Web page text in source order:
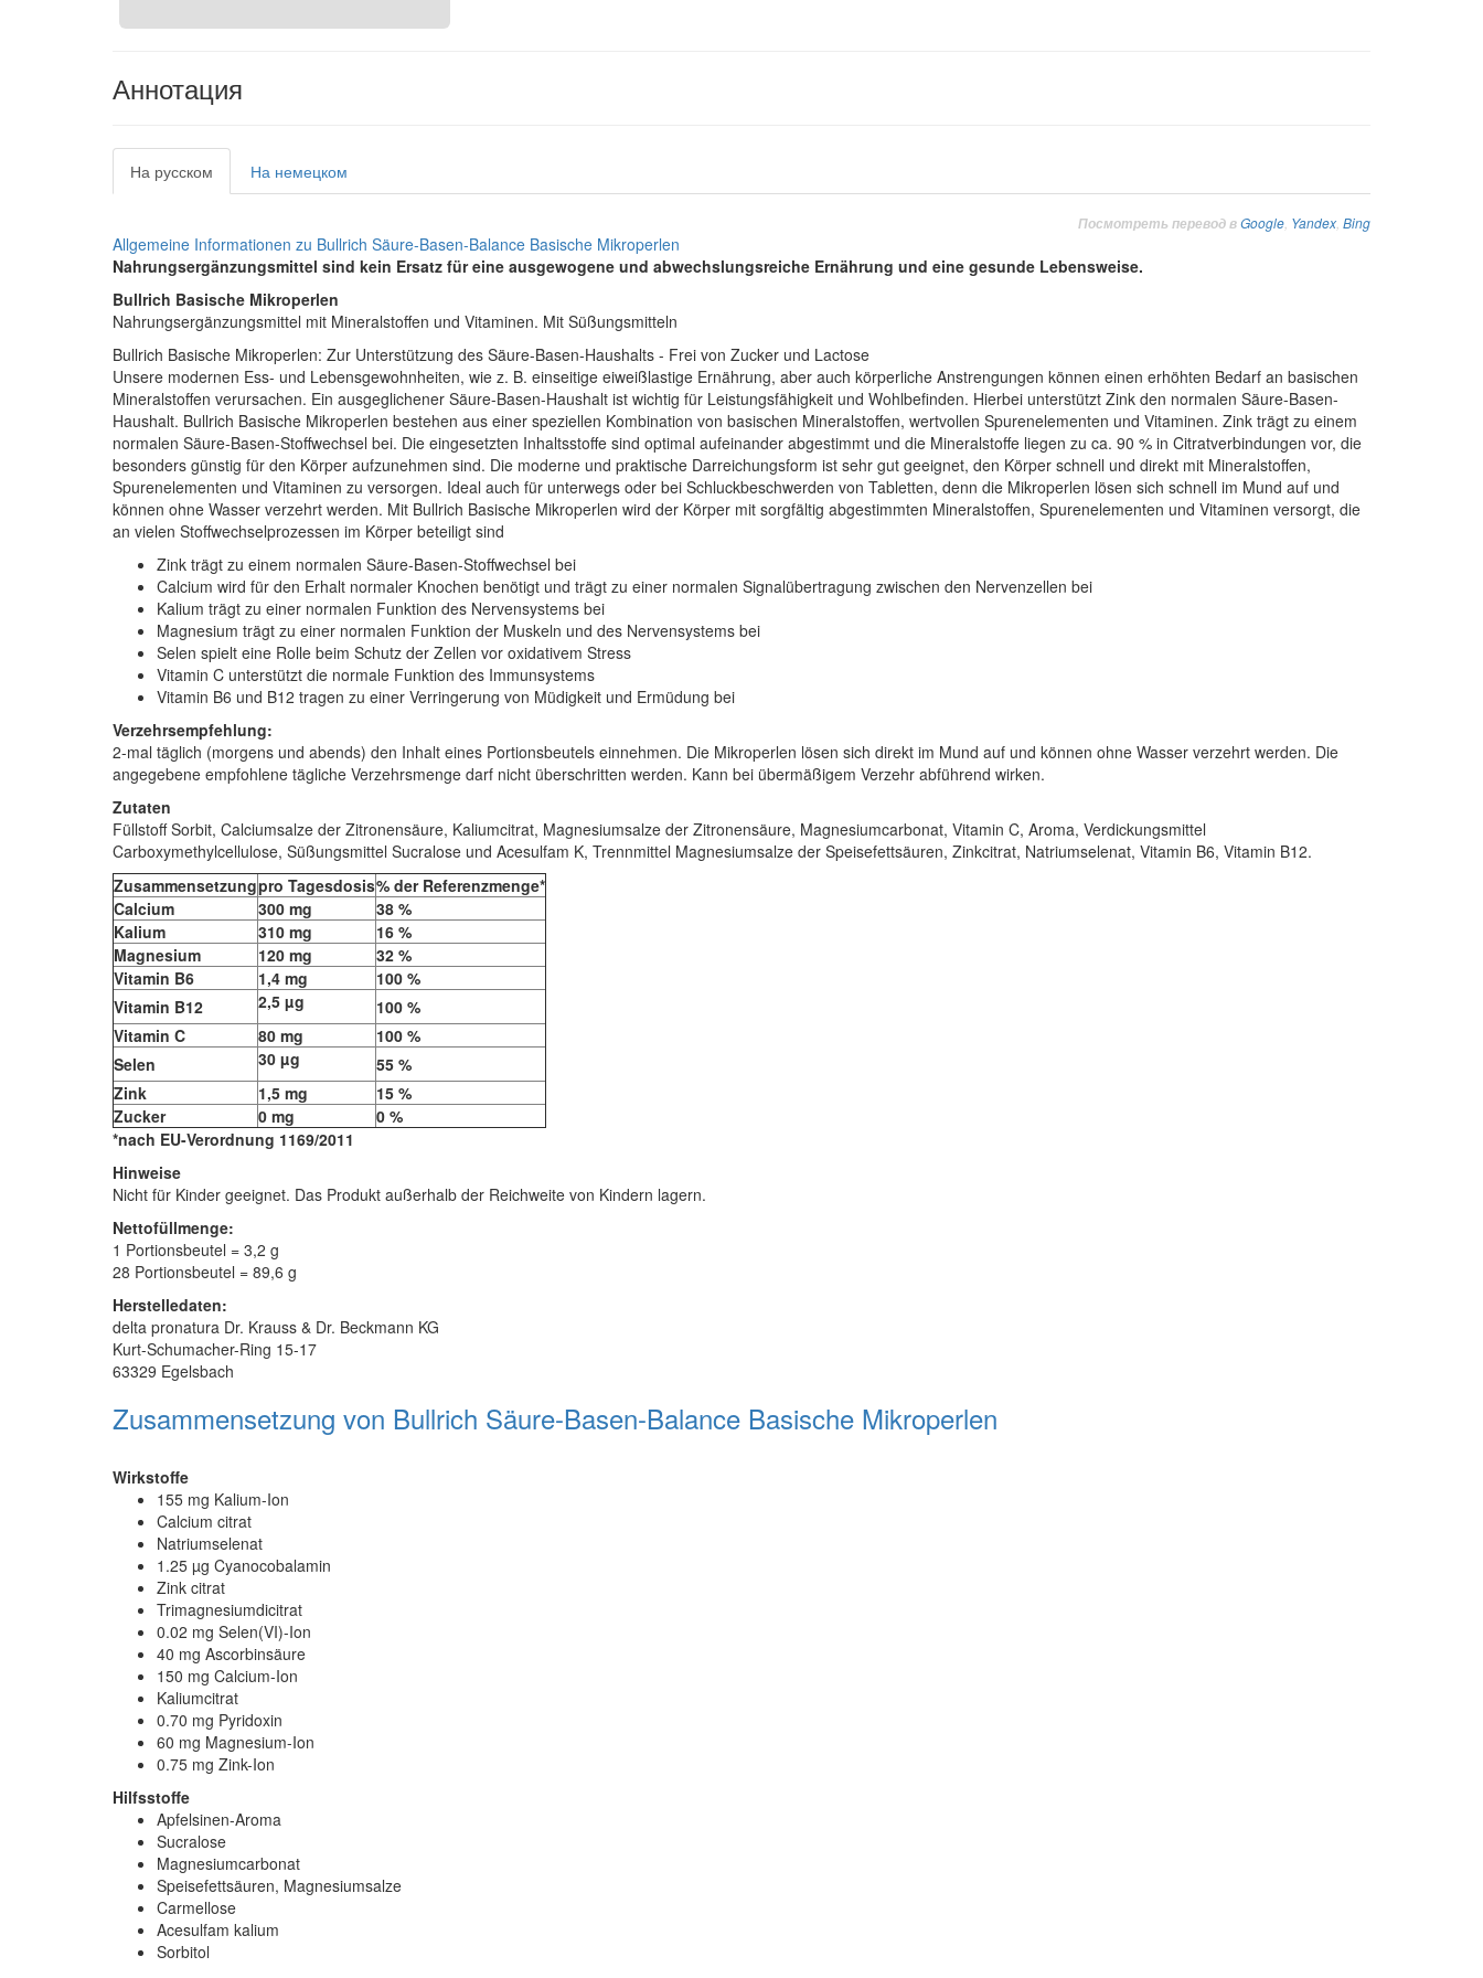
Аннотация
На русском На немецком
Посмотреть перевод вGoogle Yandex Bing
Allgemeine Informationen zu Bullrich Säure-Basen-Balance Basische Mikroperlen
Nahrungsergänzungsmittel sind kein Ersatz für eine ausgewogene und abwechslungsreiche Ernährung und eine gesunde Lebensweise.
Bullrich Basische Mikroperlen
Nahrungsergänzungsmittel mit Mineralstoffen und Vitaminen. Mit Süßungsmitteln
Bullrich Basische Mikroperlen: Zur Unterstützung des Säure-Basen-Haushalts - Frei von Zucker und Lactose
Unsere modernen Ess- und Lebensgewohnheiten, wie z. B. einseitige eiweißlastige Ernährung, aber auch körperliche Anstrengungen können einen erhöhten Bedarf an basischen
Mineralstoffen verursachen. Ein ausgeglichener Säure-Basen-Haushalt ist wichtig für Leistungsfähigkeit und Wohlbefinden. Hierbei unterstützt Zink den normalen Säure-Basen-
Haushalt. Bullrich Basische Mikroperlen bestehen aus einer speziellen Kombination von basischen Mineralstoffen, wertvollen Spurenelementen und Vitaminen. Zink trägt zu einem
normalen Säure-Basen-Stoffwechsel bei. Die eingesetzten Inhaltsstoffe sind optimal aufeinander abgestimmt und die Mineralstoffe liegen zu ca. 90 % in Citratverbindungen vor, die
besonders günstig für den Körper aufzunehmen sind. Die moderne und praktische Darreichungsform ist sehr gut geeignet, den Körper schnell und direkt mit Mineralstoffen,
Spurenelementen und Vitaminen zu versorgen. Ideal auch für unterwegs oder bei Schluckbeschwerden von Tabletten, denn die Mikroperlen lösen sich schnell im Mund auf und
können ohne Wasser verzehrt werden. Mit Bullrich Basische Mikroperlen wird der Körper mit sorgfältig abgestimmten Mineralstoffen, Spurenelementen und Vitaminen versorgt, die
an vielen Stoffwechselprozessen im Körper beteiligt sind
Zink trägt zu einem normalen Säure-Basen-Stoffwechsel bei
Calcium wird für den Erhalt normaler Knochen benötigt und trägt zu einer normalen Signalübertragung zwischen den Nervenzellen bei
Kalium trägt zu einer normalen Funktion des Nervensystems bei
Magnesium trägt zu einer normalen Funktion der Muskeln und des Nervensystems bei
Selen spielt eine Rolle beim Schutz der Zellen vor oxidativem Stress
Vitamin C unterstützt die normale Funktion des Immunsystems
Vitamin B6 und B12 tragen zu einer Verringerung von Müdigkeit und Ermüdung bei
Verzehrsempfehlung:
2-mal täglich (morgens und abends) den Inhalt eines Portionsbeutels einnehmen. Die Mikroperlen lösen sich direkt im Mund auf und können ohne Wasser verzehrt werden. Die
angegebene empfohlene tägliche Verzehrsmenge darf nicht überschritten werden. Kann bei übermäßigem Verzehr abführend wirken.
Zutaten
Füllstoff Sorbit, Calciumsalze der Zitronensäure, Kaliumcitrat, Magnesiumsalze der Zitronensäure, Magnesiumcarbonat, Vitamin C, Aroma, Verdickungsmittel
Carboxymethylcellulose, Süßungsmittel Sucralose und Acesulfam K, Trennmittel Magnesiumsalze der Speisefettsäuren, Zinkcitrat, Natriumselenat, Vitamin B6, Vitamin B12.
Zusammensetzungpro Tagesdosis% der Referenzmenge*
Calcium
300 mg
38 %
Kalium
310 mg
16 %
Magnesium
120 mg
32 %
Vitamin B6
1,4 mg
100 %
Vitamin B12
2,5 µg
100 %
Vitamin C
80 mg
100 %
Selen
30 µg
55 %
Zink
1,5 mg
15 %
Zucker
0 mg
0 %
*nach EU-Verordnung 1169/2011
Hinweise
Nicht für Kinder geeignet. Das Produkt außerhalb der Reichweite von Kindern lagern.
Nettofüllmenge:
1 Portionsbeutel = 3,2 g
28 Portionsbeutel = 89,6 g
Herstelledaten:
delta pronatura Dr. Krauss & Dr. Beckmann KG
Kurt-Schumacher-Ring 15-17
63329 Egelsbach
Zusammensetzung von Bullrich Säure-Basen-Balance Basische Mikroperlen
Wirkstoffe
155 mg Kalium-Ion
Calcium citrat
Natriumselenat
1.25 µg Cyanocobalamin
Zink citrat
Trimagnesiumdicitrat
0.02 mg Selen(VI)-Ion
40 mg Ascorbinsäure
150 mg Calcium-Ion
Kaliumcitrat
0.70 mg Pyridoxin
60 mg Magnesium-Ion
0.75 mg Zink-Ion
Hilfsstoffe
Apfelsinen-Aroma
Sucralose
Magnesiumcarbonat
Speisefettsäuren, Magnesiumsalze
Carmellose
Acesulfam kalium
Sorbitol